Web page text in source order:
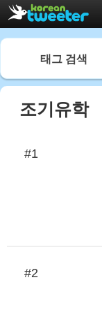
태그 검색
조기유학
#1
#2